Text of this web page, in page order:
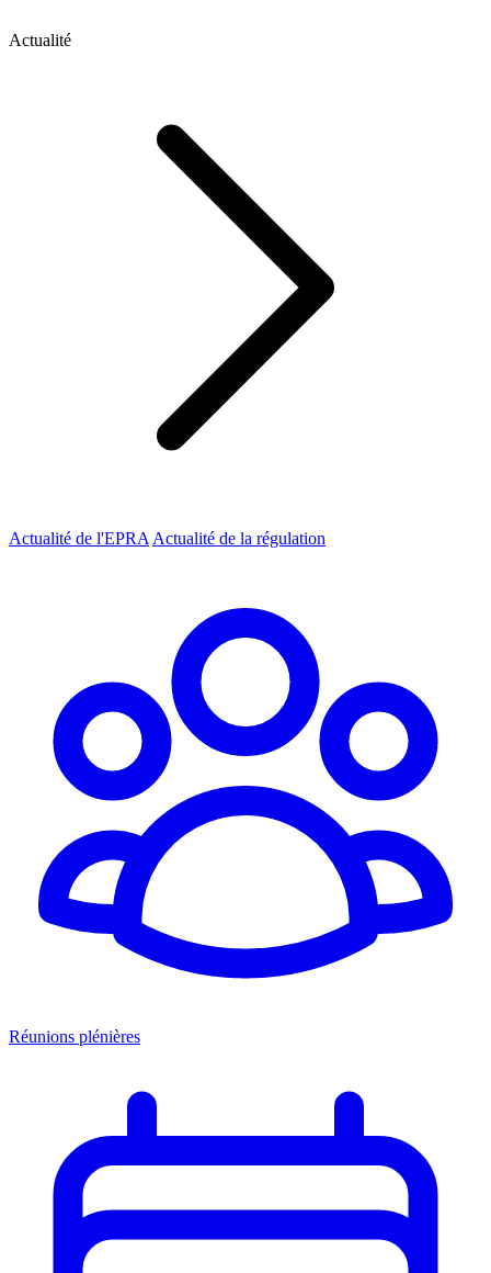
Actualité
Actualité de l'EPRA Actualité de la régulation
Réunions plénières